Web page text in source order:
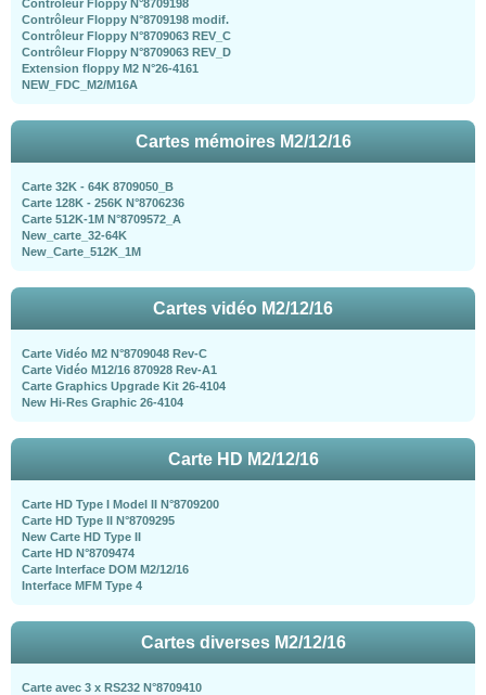
Contrôleur Floppy N°8709198
Contrôleur Floppy N°8709198 modif.
Contrôleur Floppy N°8709063 REV_C
Contrôleur Floppy N°8709063 REV_D
Extension floppy M2 N°26-4161
NEW_FDC_M2/M16A
Cartes mémoires M2/12/16
Carte 32K - 64K 8709050_B
Carte 128K - 256K N°8706236
Carte 512K-1M N°8709572_A
New_carte_32-64K
New_Carte_512K_1M
Cartes vidéo M2/12/16
Carte Vidéo M2 N°8709048 Rev-C
Carte Vidéo M12/16 870928 Rev-A1
Carte Graphics Upgrade Kit 26-4104
New Hi-Res Graphic 26-4104
Carte HD M2/12/16
Carte HD Type I Model II N°8709200
Carte HD Type II N°8709295
New Carte HD Type II
Carte HD N°8709474
Carte Interface DOM M2/12/16
Interface MFM Type 4
Cartes diverses M2/12/16
Carte avec 3 x RS232 N°8709410